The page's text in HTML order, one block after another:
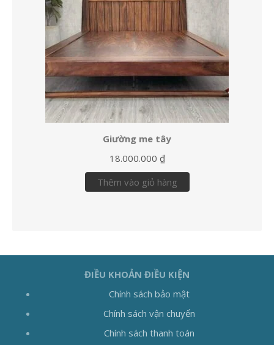
Giường me tây
18.000.000 ₫
Thêm vào giỏ hàng
ĐIỀU KHOẢN ĐIỀU KIỆN
Chính sách bảo mật
Chính sách vận chuyển
Chính sách thanh toán